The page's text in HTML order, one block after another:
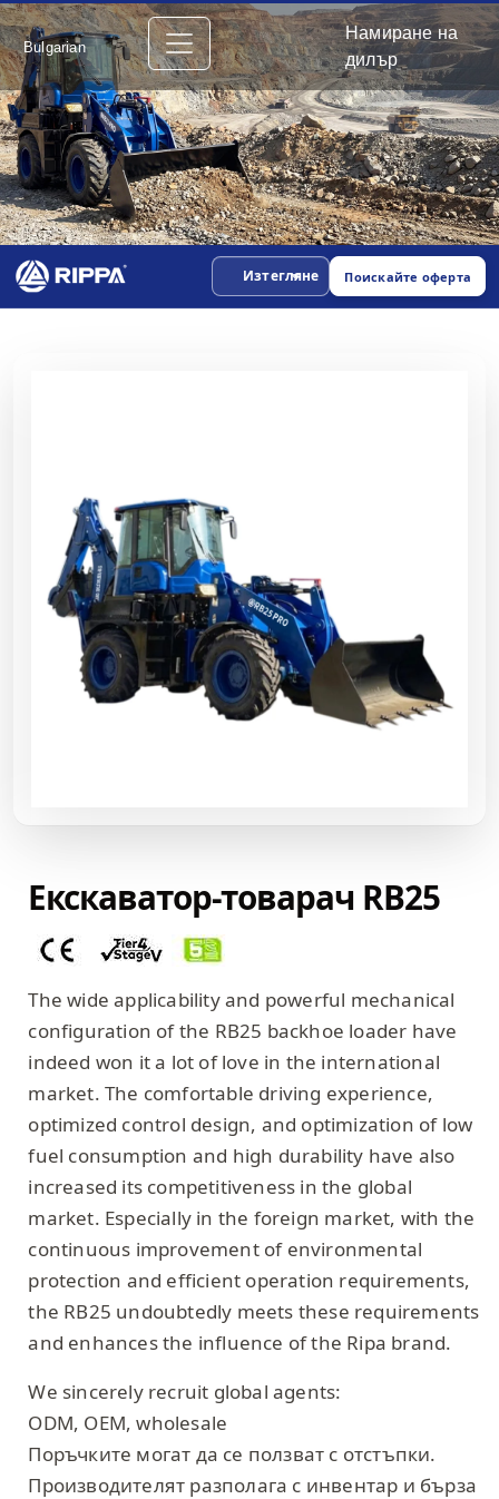
Bulgarian
Намиране на
дилър
Изтегляне Поискайте оферта
Екскаватор-товарач RB25
The wide applicability and powerful mechanical
configuration of the RB25 backhoe loader have
indeed won it a lot of love in the international
market. The comfortable driving experience,
optimized control design, and optimization of low
fuel consumption and high durability have also
increased its competitiveness in the global
market. Especially in the foreign market, with the
continuous improvement of environmental
protection and efficient operation requirements,
the RB25 undoubtedly meets these requirements
and enhances the influence of the Ripa brand.
We sincerely recruit global agents:
ODM, OEM, wholesale
Поръчките могат да се ползват с отстъпки.
Производителят разполага с инвентар и бърза